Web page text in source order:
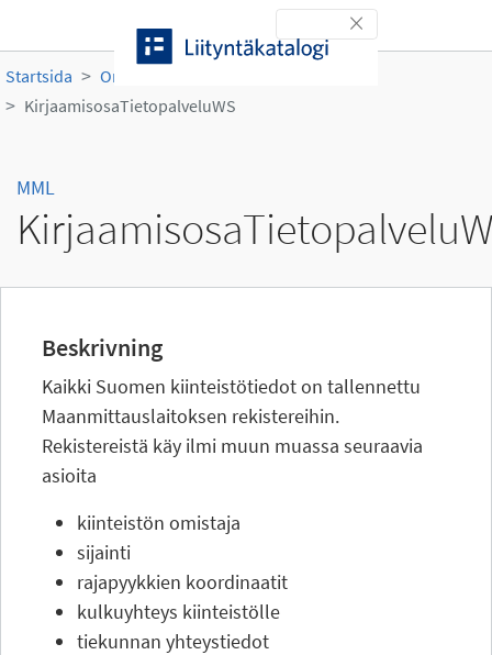
Toggle navigation
Startsida Organisationer
KirjaamisosaTietopalveluWS
MML
Beskrivning
Kaikki Suomen kiinteistötiedot on tallennettu
Maanmittauslaitoksen rekistereihin.
Rekistereistä käy ilmi muun muassa seuraavia
asioita
kiinteistön omistaja
sijainti
rajapyykkien koordinaatit
kulkuyhteys kiinteistölle
tiekunnan yhteystiedot